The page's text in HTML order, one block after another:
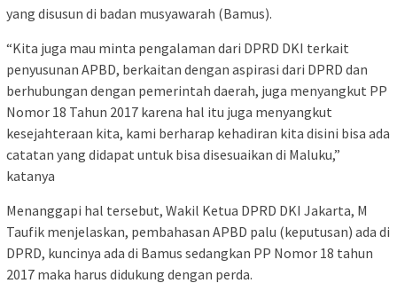
yang disusun di badan musyawarah (Bamus).
“Kita juga mau minta pengalaman dari DPRD DKI terkait
penyusunan APBD, berkaitan dengan aspirasi dari DPRD dan
berhubungan dengan pemerintah daerah, juga menyangkut PP
Nomor 18 Tahun 2017 karena hal itu juga menyangkut
kesejahteraan kita, kami berharap kehadiran kita disini bisa ada
catatan yang didapat untuk bisa disesuaikan di Maluku,”
katanya
Menanggapi hal tersebut, Wakil Ketua DPRD DKI Jakarta, M
Taufik menjelaskan, pembahasan APBD palu (keputusan) ada di
DPRD, kuncinya ada di Bamus sedangkan PP Nomor 18 tahun
2017 maka harus didukung dengan perda.